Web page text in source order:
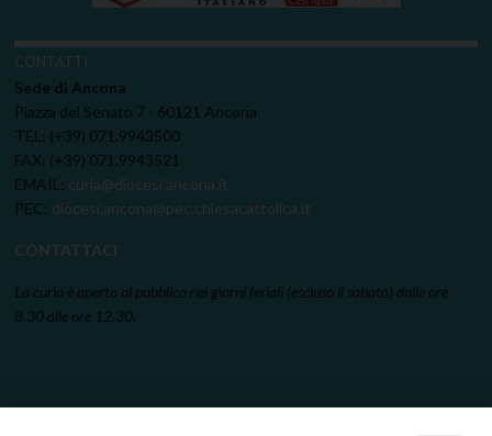
CONTATTI
Sede di Ancona
Piazza del Senato 7 - 60121 Ancona
TEL: (+39) 071.9943500
FAX: (+39) 071.9943521
EMAIL: curia@diocesi.ancona.it
PEC: diocesi.ancona@pec.chiesacattolica.it
CONTATTACI
La curia è aperta al pubblico nei giorni feriali (escluso il sabato) dalle ore
8.30 alle ore 12.30.